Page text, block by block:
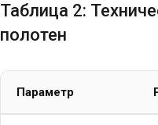
Таблица 2:
полотен
Параметр